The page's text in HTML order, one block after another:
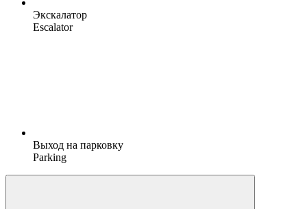
Экскалатор
Escalator
Выход на парковку
Parking